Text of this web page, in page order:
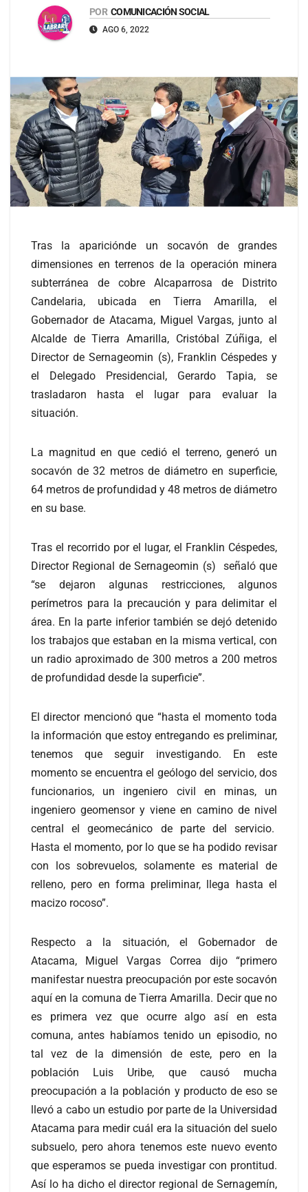
POR COMUNICACIÓN SOCIAL
AGO 6, 2022
Tras la apariciónde un socavón de grandes
dimensiones en terrenos de la operación minera
subterránea de cobre Alcaparrosa de Distrito
Candelaria, ubicada en Tierra Amarilla, el
Gobernador de Atacama, Miguel Vargas, junto al
Alcalde de Tierra Amarilla, Cristóbal Zúñiga, el
Director de Sernageomin (s), Franklin Céspedes y
el Delegado Presidencial, Gerardo Tapia, se
trasladaron hasta el lugar para evaluar la
situación.
La magnitud en que cedió el terreno, generó un
socavón de 32 metros de diámetro en superficie,
64 metros de profundidad y 48 metros de diámetro
en su base.
Tras el recorrido por el lugar, el Franklin Céspedes,
Director Regional de Sernageomin (s) señaló que
“se dejaron algunas restricciones, algunos
perímetros para la precaución y para delimitar el
área. En la parte inferior también se dejó detenido
los trabajos que estaban en la misma vertical, con
un radio aproximado de 300 metros a 200 metros
de profundidad desde la superficie”.
El director mencionó que “hasta el momento toda
la información que estoy entregando es preliminar,
tenemos que seguir investigando. En este
momento se encuentra el geólogo del servicio, dos
funcionarios, un ingeniero civil en minas, un
ingeniero geomensor y viene en camino de nivel
central el geomecánico de parte del servicio.
Hasta el momento, por lo que se ha podido revisar
con los sobrevuelos, solamente es material de
relleno, pero en forma preliminar, llega hasta el
macizo rocoso”.
Respecto a la situación, el Gobernador de
Atacama, Miguel Vargas Correa dijo “primero
manifestar nuestra preocupación por este socavón
aquí en la comuna de Tierra Amarilla. Decir que no
es primera vez que ocurre algo así en esta
comuna, antes habíamos tenido un episodio, no
tal vez de la dimensión de este, pero en la
población Luis Uribe, que causó mucha
preocupación a la población y producto de eso se
llevó a cabo un estudio por parte de la Universidad
Atacama para medir cuál era la situación del suelo
subsuelo, pero ahora tenemos este nuevo evento
que esperamos se pueda investigar con prontitud.
Así lo ha dicho el director regional de Sernagemín,